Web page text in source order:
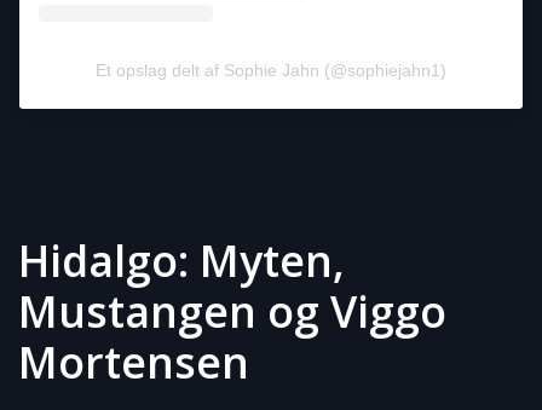
Et opslag delt af Sophie Jahn (@sophiejahn1)
Hidalgo: Myten,
Mustangen og Viggo
Mortensen